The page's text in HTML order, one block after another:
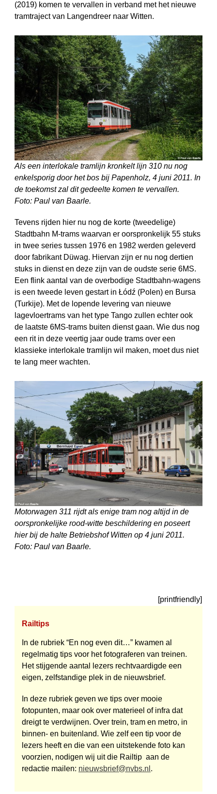
(2019) komen te vervallen in verband met het nieuwe
tramtraject van Langendreer naar Witten.
Als een interlokale tramlijn kronkelt lijn 310 nu nog
enkelsporig door het bos bij Papenholz, 4 juni 2011. In
de toekomst zal dit gedeelte komen te vervallen.
Foto: Paul van Baarle.
Tevens rijden hier nu nog de korte (tweedelige)
Stadtbahn M-trams waarvan er oorspronkelijk 55 stuks
in twee series tussen 1976 en 1982 werden geleverd
door fabrikant Düwag. Hiervan zijn er nu nog dertien
stuks in dienst en deze zijn van de oudste serie 6MS.
Een flink aantal van de overbodige Stadtbahn-wagens
is een tweede leven gestart in Łódź (Polen) en Bursa
(Turkije). Met de lopende levering van nieuwe
lagevloertrams van het type Tango zullen echter ook
de laatste 6MS-trams buiten dienst gaan. Wie dus nog
een rit in deze veertig jaar oude trams over een
klassieke interlokale tramlijn wil maken, moet dus niet
te lang meer wachten.
Motorwagen 311 rijdt als enige tram nog altijd in de
oorspronkelijke rood-witte beschildering en poseert
hier bij de halte Betriebshof Witten op 4 juni 2011.
Foto: Paul van Baarle.
[printfriendly]
Railtips
In de rubriek “En nog even dit…” kwamen al
regelmatig tips voor het fotograferen van treinen.
Het stijgende aantal lezers recht­vaardigde een
eigen, zelfstandige plek in de nieuwsbrief.
In deze rubriek geven we tips over mooie
fotopunten, maar ook over materieel of infra dat
dreigt te verdwijnen. Over trein, tram en metro, in
binnen- en buitenland. Wie zelf een tip voor de
lezers heeft en die van een uitstekende foto kan
voorzien, nodigen wij uit die Railtip aan de
redactie mailen: nieuwsbrief@nvbs.nl .